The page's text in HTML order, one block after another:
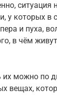
у которых в
и пуха,
в чём
их можно по
вещах,